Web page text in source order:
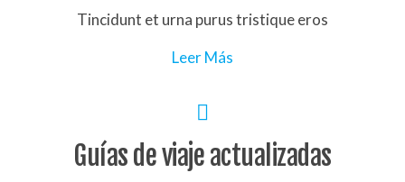
Tincidunt et urna purus tristique eros
Leer Más
Guías de viaje actualizadas